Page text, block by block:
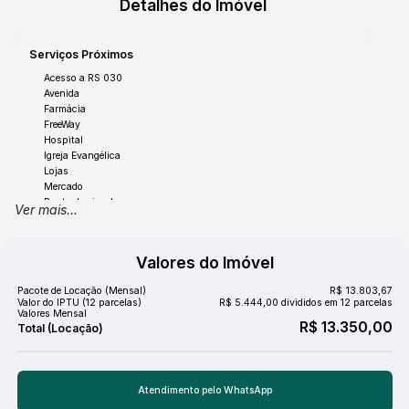
instalada, este pavilhão representa a escolha inteligente
com grande potencial de desenvolvimento.
Não perca tempo! Agende sua visita e venha conhecer de
perto este espaço que tem tudo para ser o novo lar do
seu negócio. Estamos à disposição para tirar suas dúvidas
e ajudá-lo a fazer o melhor investimento.
Detalhes do Imóvel
Serviços Próximos
Acesso a RS 030
Avenida
Farmácia
FreeWay
Hospital
Igreja Evangélica
Lojas
Mercado
Ponto de circular
Posto de Gasolina
Salões de Beleza e Barbearia
Estrutura
Ver mais...
Valores do Imóvel
R$ 13.350,00
Valores Mensal
Valor do IPTU (12 parcelas) R$ 5.444,00 divididos em 12 parcelas
R$ 13.803,67
Pacote de Locação (Mensal)